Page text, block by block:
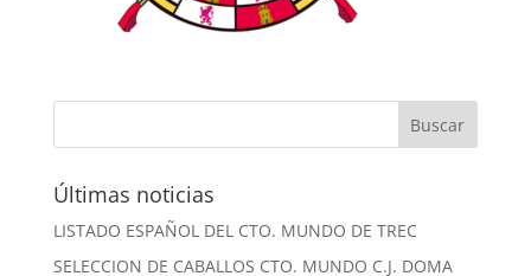
Últimas noticias
LISTADO ESPAÑOL DEL CTO. MUNDO DE TREC
SELECCION DE CABALLOS CTO. MUNDO C.J. DOMA